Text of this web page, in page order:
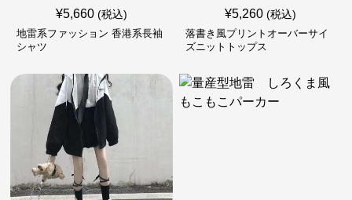
¥5,660 (税込)
地雷系ファッション 香港系長袖
シャツ
¥5,260 (税込)
落書き風プリントオーバーサイ
ズニットトップス